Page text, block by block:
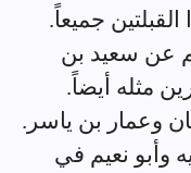
جميعاً.
عن سعيد بن
مثله أيضاً.
وعمار بن ياسر.
وأبو نعيم في